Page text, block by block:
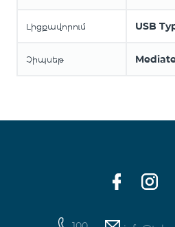
Լիցքավորում USB
Չիպսեթ